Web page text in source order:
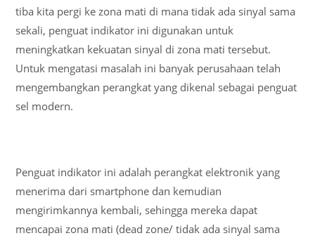
tiba kita pergi ke zona mati di mana tidak ada sinyal sama
sekali, penguat indikator ini digunakan untuk
meningkatkan kekuatan sinyal di zona mati tersebut.
Untuk mengatasi masalah ini banyak perusahaan telah
mengembangkan perangkat yang dikenal sebagai penguat
sel modern.
Penguat indikator ini adalah perangkat elektronik yang
menerima dari smartphone dan kemudian
mengirimkannya kembali, sehingga mereka dapat
mencapai zona mati (dead zone/ tidak ada sinyal sama